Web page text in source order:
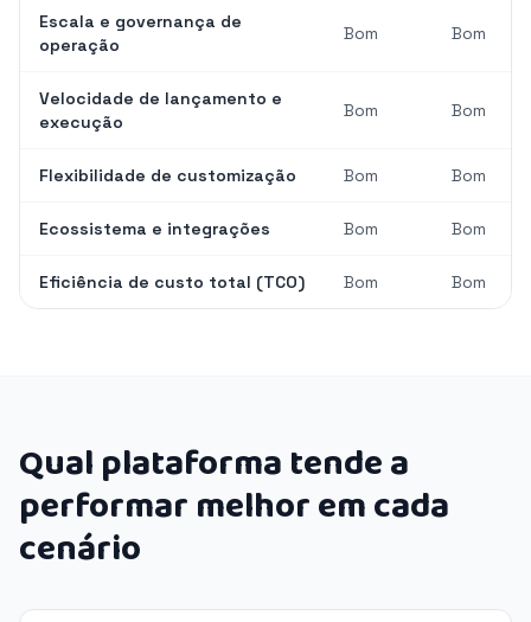
Escala e governança de
operação
Bom Bom
Velocidade de lançamento e
execução
Bom Bom
Flexibilidade de customização Bom Bom
Ecossistema e integrações Bom Bom
Eficiência de custo total (TCO) Bom Bom
Qual plataforma tende a
performar melhor em cada
cenário